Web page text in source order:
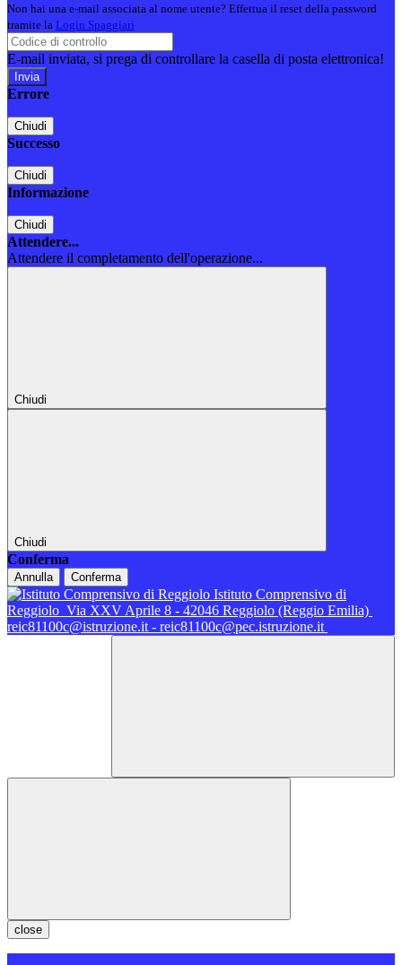
Non hai una e-mail associata al nome utente? Effettua il reset della password
tramite la Login Spaggiari
E-mail inviata, si prega di controllare la casella di posta elettronica!
Errore
Chiudi
Successo
Chiudi
Informazione
Chiudi
Attendere...
Attendere il completamento dell'operazione...
Chiudi
Chiudi
Conferma
Annulla Conferma
Istituto Comprensivo di
Reggiolo Via XXV Aprile 8 - 42046 Reggiolo (Reggio Emilia)
reic81100c@istruzione.it - reic81100c@pec.istruzione.it
close